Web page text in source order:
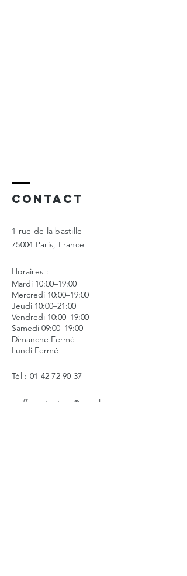
Contact
1 rue de la bastille
75004 Paris, France
Horaires :
Mardi 10:00–19:00
Mercredi 10:00–19:00
Jeudi 10:00–21:00
Vendredi 10:00–19:00
Samedi 09:00–19:00
Dimanche Fermé
Lundi Fermé
Tél : 01 42 72 90 37
coiffureetnature@gmail.com